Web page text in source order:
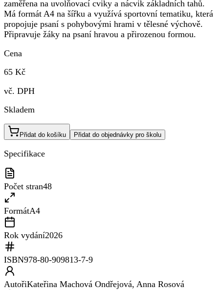
zaměřena na uvolňovací cviky a nácvik základních tahů.
Má formát A4 na šířku a využívá sportovní tematiku, která
propojuje psaní s pohybovými hrami v tělesné výchově.
Připravuje žáky na psaní hravou a přirozenou formou.
Cena
65 Kč
vč. DPH
Skladem
Přidat do košíku Přidat do objednávky pro školu
Specifikace
Počet stran48
FormátA4
Rok vydání2026
ISBN978-80-909813-7-9
AutořiKateřina Machová Ondřejová, Anna Rosová